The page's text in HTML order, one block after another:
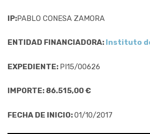
IP:PABLO CONESA ZAMORA
ENTIDAD FINANCIADORA: Instituto
EXPEDIENTE: PI15/00626
IMPORTE: 86.515,00 €
FECHA DE INICIO:01/10/2017